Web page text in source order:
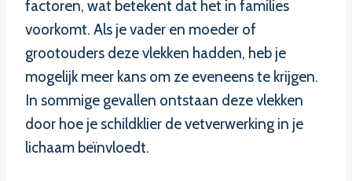
factoren, wat betekent dat het in families
voorkomt. Als je vader en moeder of
grootouders deze vlekken hadden, heb je
mogelijk meer kans om ze eveneens te krijgen.
In sommige gevallen ontstaan deze vlekken
door hoe je schildklier de vetverwerking in je
lichaam beïnvloedt.